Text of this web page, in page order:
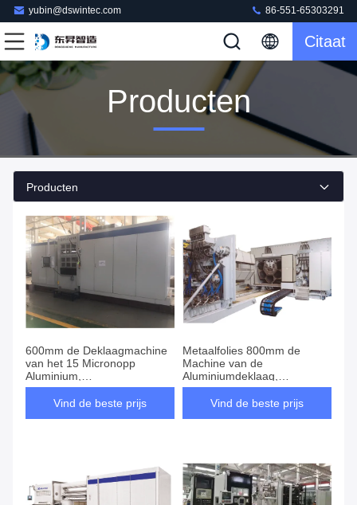
yubin@dswintec.com 86-551-65303291
Citaat
Producten
Producten
600mm de Deklaagmachine
van het 15 Micronopp
Aluminium,
Vacuümmetalizing-Machine
Vind de beste prijs
Metaalfolies 800mm de
Machine van de
Aluminiumdeklaag,
Magnetron Sputterende
MachineVind de beste prijs